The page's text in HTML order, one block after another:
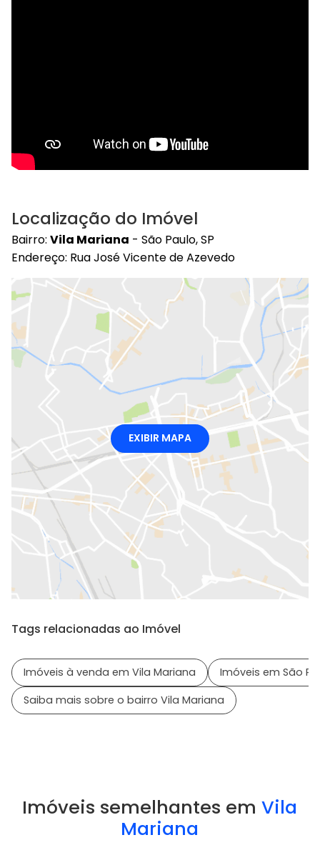
Localização do Imóvel
Bairro: Vila Mariana - São Paulo, SP
Endereço: Rua José Vicente de Azevedo
EXIBIR MAPA
Tags relacionadas ao Imóvel
Imóveis à venda em Vila Mariana
Imóveis em São
Saiba mais sobre o bairro Vila Mariana
Imóveis semelhantes emVila
Mariana